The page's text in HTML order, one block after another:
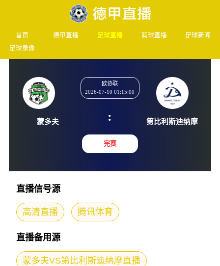
首页 德甲直播 足球直播 篮球直播
足球新闻
足球录像
:
直播信号源
高清直播 腾讯体育
直播备用源
蒙多夫VS第比利斯迪纳摩直播